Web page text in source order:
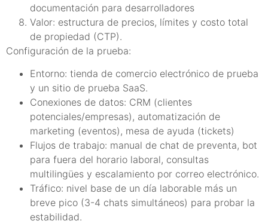
documentación para desarrolladores
Valor: estructura de precios, límites y costo total
de propiedad (CTP).
Configuración de la prueba:
Entorno: tienda de comercio electrónico de prueba
y un sitio de prueba SaaS.
Conexiones de datos: CRM (clientes
potenciales/empresas), automatización de
marketing (eventos), mesa de ayuda (tickets)
Flujos de trabajo: manual de chat de preventa, bot
para fuera del horario laboral, consultas
multilingües y escalamiento por correo electrónico.
Tráfico: nivel base de un día laborable más un
breve pico (3-4 chats simultáneos) para probar la
estabilidad.